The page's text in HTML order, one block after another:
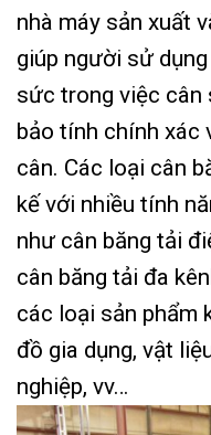
nhà máy sản xuất
giúp người sử
sức trong việc cân
bảo tính chính xác
cân. Các loại cân
kế với nhiều tính
như cân băng tải
cân băng tải đa
các loại sản phẩm
đồ gia dụng, vật
nghiệp, vv…